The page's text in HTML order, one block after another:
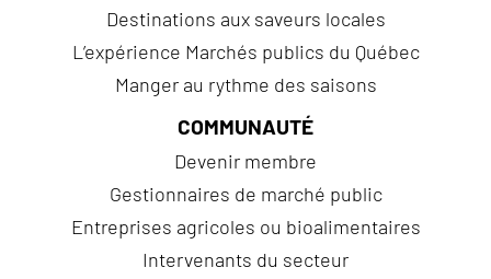
Destinations aux saveurs locales
L’expérience Marchés publics du Québec
Manger au rythme des saisons
COMMUNAUTÉ
Devenir membre
Gestionnaires de marché public
Entreprises agricoles ou bioalimentaires
Intervenants du secteur